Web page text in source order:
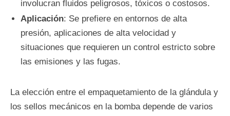
involucran fluidos peligrosos, tóxicos o costosos.
Aplicación: Se prefiere en entornos de alta
presión, aplicaciones de alta velocidad y
situaciones que requieren un control estricto sobre
las emisiones y las fugas.
La elección entre el empaquetamiento de la glándula y
los sellos mecánicos en la bomba depende de varios